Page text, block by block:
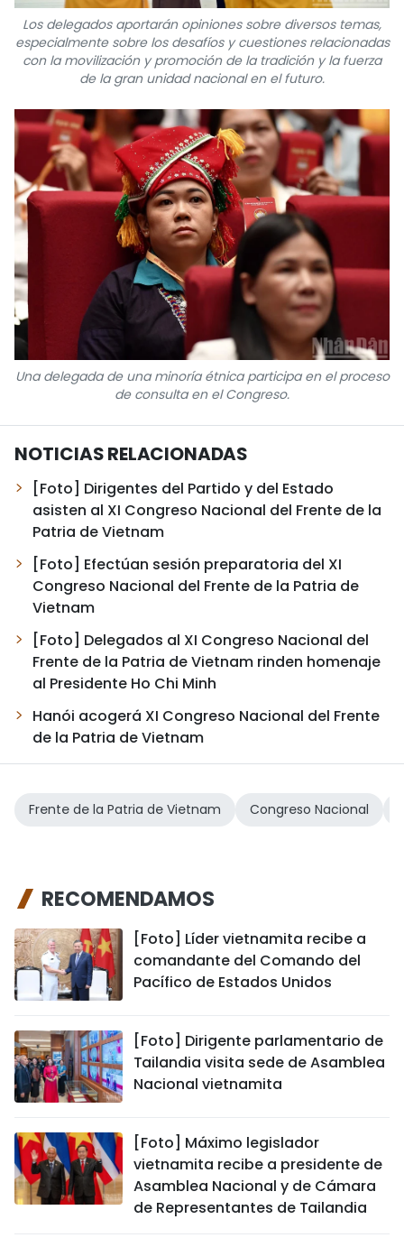
Los delegados aportarán opiniones sobre diversos temas,
especialmente sobre los desafíos y cuestiones relacionadas
con la movilización y promoción de la tradición y la fuerza
de la gran unidad nacional en el futuro.
Una delegada de una minoría étnica participa en el proceso
de consulta en el Congreso.
NOTICIAS RELACIONADAS
[Foto] Dirigentes del Partido y del Estado
asisten al XI Congreso Nacional del Frente de la
Patria de Vietnam
[Foto] Efectúan sesión preparatoria del XI
Congreso Nacional del Frente de la Patria de
Vietnam
[Foto] Delegados al XI Congreso Nacional del
Frente de la Patria de Vietnam rinden homenaje
al Presidente Ho Chi Minh
Hanói acogerá XI Congreso Nacional del Frente
de la Patria de Vietnam
Frente de la Patria de Vietnam Congreso Nacional
RECOMENDAMOS
[Foto] Líder vietnamita recibe a
comandante del Comando del
Pacífico de Estados Unidos
[Foto] Dirigente parlamentario de
Tailandia visita sede de Asamblea
Nacional vietnamita
[Foto] Máximo legislador
vietnamita recibe a presidente de
Asamblea Nacional y de Cámara
de Representantes de Tailandia